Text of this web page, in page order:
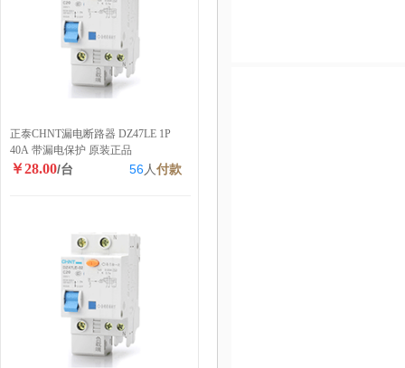
正泰CHNT漏电断路器 DZ47LE 1P
40A 带漏电保护 原装正品
￥28.00/台 56人付款